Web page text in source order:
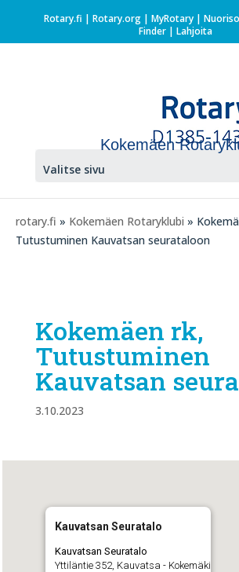
Rotary.fi | Rotary.org| MyRotary |
Finder| Lahjoita
Kokemäen
Valitse sivu
rotary.fi » Kokemäen Rotaryklubi »
Tutustuminen Kauvatsan seurataloon
Kokemäen rk,
Tutustuminen
Kauvatsan
3.10.2023
Kauvatsan Seuratalo
Kauvatsan Seuratalo
Yttiläntie 352, Kauvatsa - Kokemäki